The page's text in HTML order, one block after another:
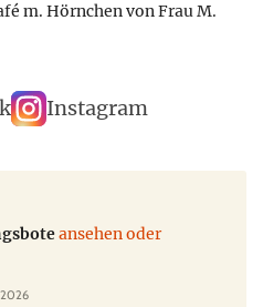
m. Hörnchen von Frau M.
Instagram
ansehen oder
2026